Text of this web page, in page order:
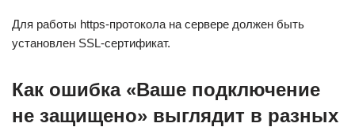
Для работы https-протокола на сервере должен быть
установлен SSL-сертификат.
Как ошибка «Ваше подключение
не защищено» выглядит в разных